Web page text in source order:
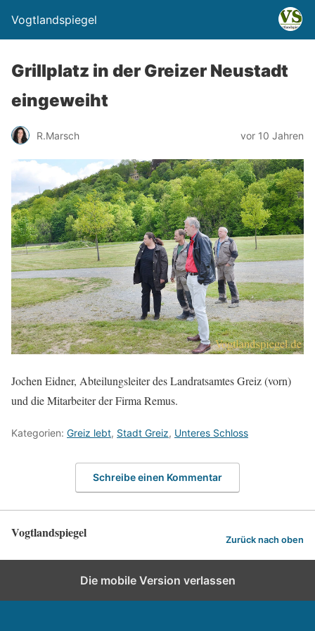
Vogtlandspiegel
Grillplatz in der Greizer Neustadt
eingeweiht
R.Marsch vor 10 Jahren
Jochen Eidner, Abteilungsleiter des Landratsamtes Greiz (vorn)
und die Mitarbeiter der Firma Remus.
Kategorien: Greiz lebt, Stadt Greiz, Unteres Schloss
Schreibe einen Kommentar
Vogtlandspiegel Zurück nach oben
Die mobile Version verlassen